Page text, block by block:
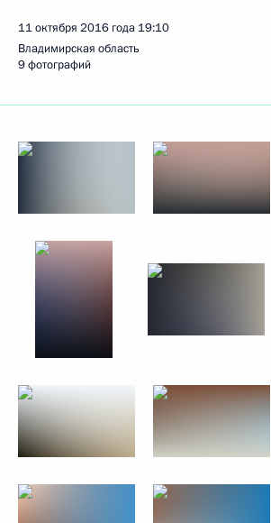
11 октября 2016 года 19:10
Владимирская область
9 фотографий